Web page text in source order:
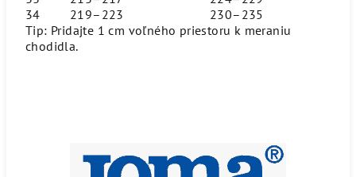
34
219–223
230–235
Tip: Pridajte 1 cm voľného priestoru k meraniu
chodidla.